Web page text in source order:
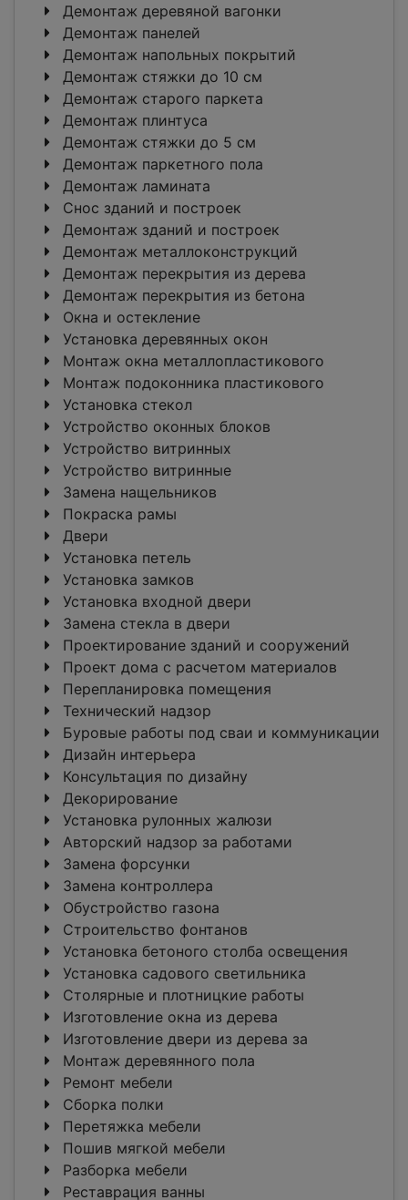
Демонтаж деревяной вагонки
Демонтаж панелей
Демонтаж напольных покрытий
Демонтаж стяжки до 10 см
Демонтаж старого паркета
Демонтаж плинтуса
Демонтаж стяжки до 5 см
Демонтаж паркетного пола
Демонтаж ламината
Снос зданий и построек
Демонтаж зданий и построек
Демонтаж металлоконструкций
Демонтаж перекрытия из дерева
Демонтаж перекрытия из бетона
Окна и остекление
Установка деревянных окон
Монтаж окна металлопластикового
Монтаж подоконника пластикового
Установка стекол
Устройство оконных блоков
Устройство витринных
Устройство витринные
Замена нащельников
Покраска рамы
Двери
Установка петель
Установка замков
Установка входной двери
Замена стекла в двери
Проектирование зданий и сооружений
Проект дома с расчетом материалов
Перепланировка помещения
Технический надзор
Буровые работы под сваи и коммуникации
Дизайн интерьера
Консультация по дизайну
Декорирование
Установка рулонных жалюзи
Авторский надзор за работами
Замена форсунки
Замена контроллера
Обустройство газона
Строительство фонтанов
Установка бетоного столба освещения
Установка садового светильника
Столярные и плотницкие работы
Изготовление окна из дерева
Изготовление двери из дерева за
Монтаж деревянного пола
Ремонт мебели
Сборка полки
Перетяжка мебели
Пошив мягкой мебели
Разборка мебели
Реставрация ванны